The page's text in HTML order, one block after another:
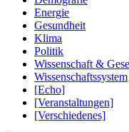
Energie
Gesundheit
Klima
Politik
Wissenschaft &
Wissenschaftssystem
[Echo]
[Veranstaltungen]
[Verschiedenes]